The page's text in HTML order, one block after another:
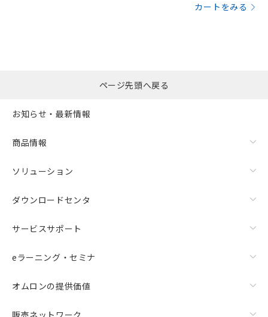
カートをみる
ページ先頭へ戻る
お知らせ・最新情報
商品情報
ソリューション
ダウンロードセンタ
サービスサポート
eラーニング・セミナ
オムロンの提供価値
販売ネットワーク